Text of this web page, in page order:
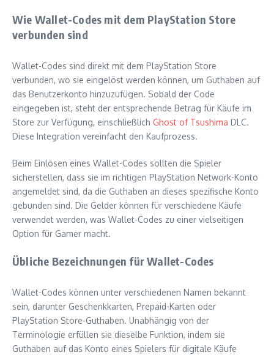
Wie Wallet-Codes mit dem PlayStation Store
verbunden sind
Wallet-Codes sind direkt mit dem PlayStation Store
verbunden, wo sie eingelöst werden können, um Guthaben auf
das Benutzerkonto hinzuzufügen. Sobald der Code
eingegeben ist, steht der entsprechende Betrag für Käufe im
Store zur Verfügung, einschließlich Ghost of Tsushima DLC.
Diese Integration vereinfacht den Kaufprozess.
Beim Einlösen eines Wallet-Codes sollten die Spieler
sicherstellen, dass sie im richtigen PlayStation Network-Konto
angemeldet sind, da die Guthaben an dieses spezifische Konto
gebunden sind. Die Gelder können für verschiedene Käufe
verwendet werden, was Wallet-Codes zu einer vielseitigen
Option für Gamer macht.
Übliche Bezeichnungen für Wallet-Codes
Wallet-Codes können unter verschiedenen Namen bekannt
sein, darunter Geschenkkarten, Prepaid-Karten oder
PlayStation Store-Guthaben. Unabhängig von der
Terminologie erfüllen sie dieselbe Funktion, indem sie
Guthaben auf das Konto eines Spielers für digitale Käufe